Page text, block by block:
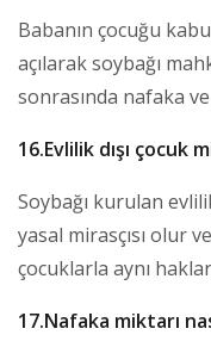
Babanın çocuğu
açılarak soybağı
sonrasında nafaka
16.Evlilik dışı çocuk
Soybağı kurulan
yasal mirasçısı olur
çocuklarla aynı
17.Nafaka miktarı